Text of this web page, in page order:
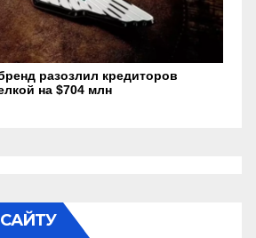
разозлил кредиторов
на $704 млн